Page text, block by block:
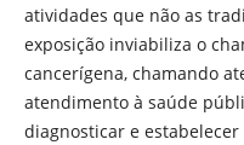
atividades que não as
exposição inviabiliza o
cancerígena, chamando
atendimento à saúde
diagnosticar e